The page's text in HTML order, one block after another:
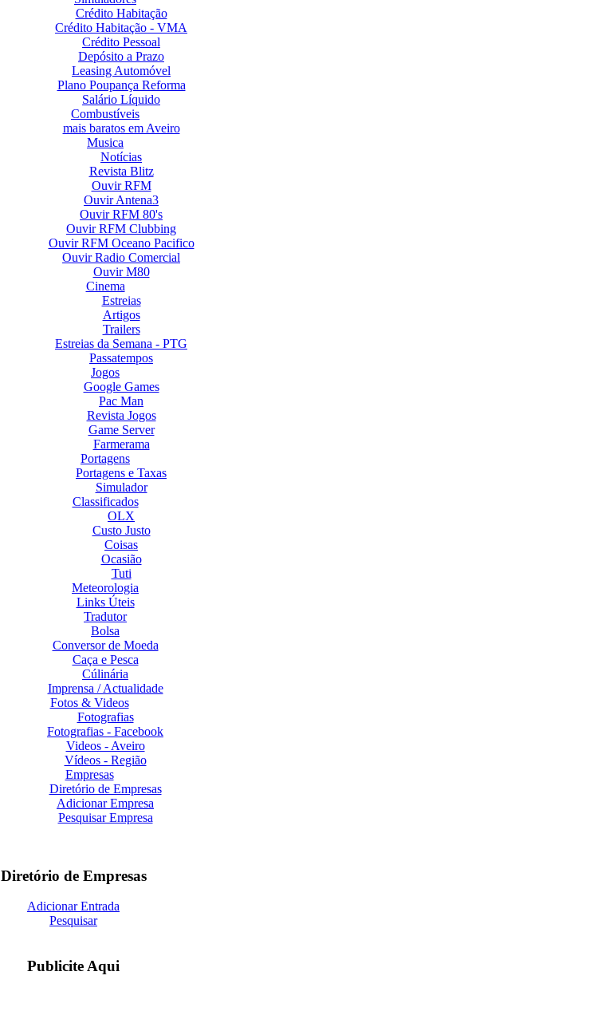
Crédito Habitação
Crédito Habitação - VMA
Crédito Pessoal
Depósito a Prazo
Leasing Automóvel
Plano Poupança Reforma
Salário Líquido
Combustíveis
mais baratos em Aveiro
Musica
Notícias
Revista Blitz
Ouvir RFM
Ouvir Antena3
Ouvir RFM 80's
Ouvir RFM Clubbing
Ouvir RFM Oceano Pacifico
Ouvir Radio Comercial
Ouvir M80
Cinema
Estreias
Artigos
Trailers
Estreias da Semana - PTG
Passatempos
Jogos
Google Games
Pac Man
Revista Jogos
Game Server
Farmerama
Portagens
Portagens e Taxas
Simulador
Classificados
OLX
Custo Justo
Coisas
Ocasião
Tuti
Meteorologia
Links Úteis
Tradutor
Bolsa
Conversor de Moeda
Caça e Pesca
Cúlinária
Imprensa / Actualidade
Fotos & Videos
Fotografias
Fotografias - Facebook
Videos - Aveiro
Vídeos - Região
Empresas
Diretório de Empresas
Adicionar Empresa
Pesquisar Empresa
Diretório de Empresas
Adicionar Entrada
Pesquisar
Publicite Aqui